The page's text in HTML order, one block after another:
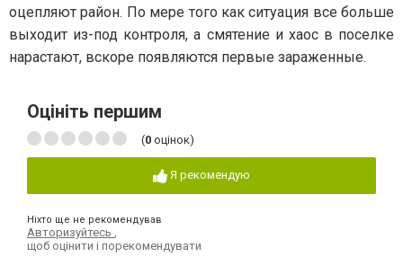
оцепляют район. По мере того как ситуация все больше
выходит из-под контроля, а смятение и хаос в поселке
нарастают, вскоре появляются первые зараженные.
Оцініть першим
(0 оцінок)
Я рекомендую
Ніхто ще не рекомендував
Авторизуйтесь
щоб оцінити і порекомендувати